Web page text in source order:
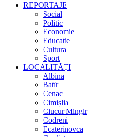
REPORTAJE
Social
Politic
Economie
Educatie
Cultura
Sport
LOCALITĂȚI
Albina
Batîr
Cenac
Cimișlia
Ciucur Mingir
Codreni
Ecaterinovca